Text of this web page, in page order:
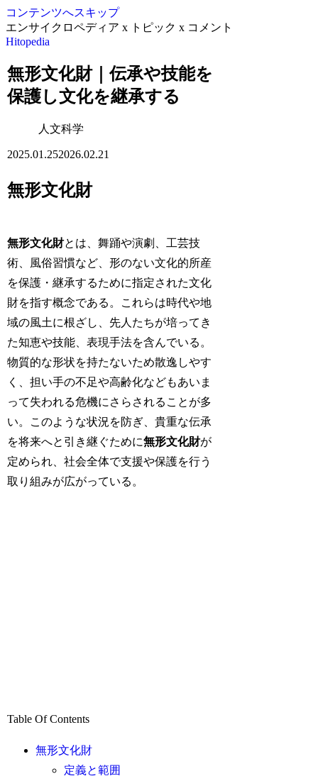
コンテンツへスキップ
エンサイクロペディア x トピック x コメント
Hitopedia
無形文化財｜伝承や技能を
保護し文化を継承する
人文科学
2025.01.252026.02.21
無形文化財
無形文化財とは、舞踊や演劇、工芸技
術、風俗習慣など、形のない文化的所産
を保護・継承するために指定された文化
財を指す概念である。これらは時代や地
域の風土に根ざし、先人たちが培ってき
た知恵や技能、表現手法を含んでいる。
物質的な形状を持たないため散逸しやす
く、担い手の不足や高齢化などもあいま
って失われる危機にさらされることが多
い。このような状況を防ぎ、貴重な伝承
を将来へと引き継ぐために無形文化財が
定められ、社会全体で支援や保護を行う
取り組みが広がっている。
Table Of Contents
無形文化財
定義と範囲